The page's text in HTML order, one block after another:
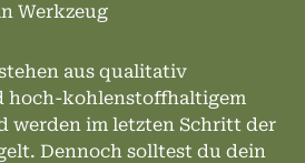
Werkzeug
aus qualitativ
hoch-kohlenstoffhaltigem
werden im letzten Schritt der
Dennoch solltest du dein